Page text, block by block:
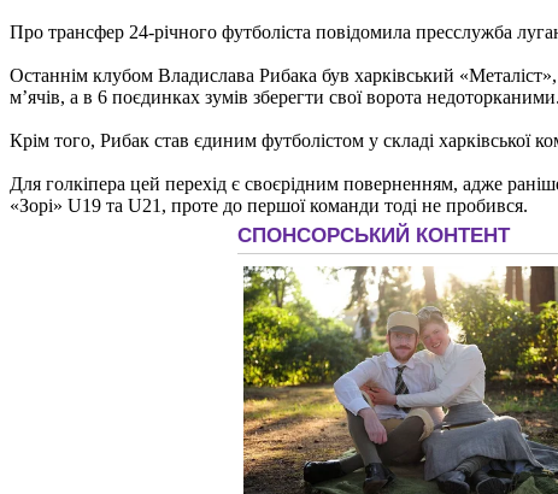
Про трансфер 24-річного футболіста повідомила пресслужба
Останнім клубом Владислава Рибака був харківський
м’ячів, а в 6 поєдинках зумів зберегти свої ворота недоторканими.
Крім того, Рибак став єдиним футболістом у складі харківської
Для голкіпера цей перехід є своєрідним поверненням, адже
«Зорі» U19 та U21, проте до першої команди тоді не пробився.